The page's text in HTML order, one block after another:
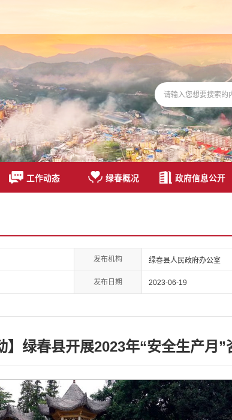
工作动态 绿春概况 政府信息公开
发布机构 绿春县人民政府办公室
发布日期 2023-06-19
】绿春县开展2023年“安全生产月”